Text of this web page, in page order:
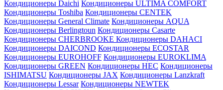
Кондиционеры Daichi Кондиционеры ULTIMA COMFORT
Кондиционеры Toshiba Кондиционеры CENTEK
Кондиционеры General Climate Кондиционеры AQUA
Кондиционеры Berlingtoun Кондиционеры Casarte
Кондиционеры CHERBROOKE Кондиционеры DAHACI
Кондиционеры DAICOND Кондиционеры ECOSTAR
Кондиционеры EUROHOFF Кондиционеры EUROKLIMA
Кондиционеры GREEN Кондиционеры HEC Кондиционеры
ISHIMATSU Кондиционеры JAX Кондиционеры Lanzkraft
Кондиционеры Lessar Кондиционеры NEWTEK